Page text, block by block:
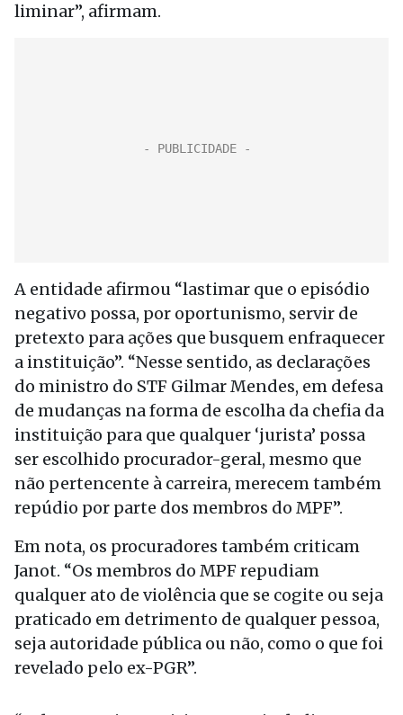
liminar”, afirmam.
A entidade afirmou “lastimar que o episódio
negativo possa, por oportunismo, servir de
pretexto para ações que busquem enfraquecer
a instituição”. “Nesse sentido, as declarações
do ministro do STF Gilmar Mendes, em defesa
de mudanças na forma de escolha da chefia da
instituição para que qualquer ‘jurista’ possa
ser escolhido procurador-geral, mesmo que
não pertencente à carreira, merecem também
repúdio por parte dos membros do MPF”.
Em nota, os procuradores também criticam
Janot. “Os membros do MPF repudiam
qualquer ato de violência que se cogite ou seja
praticado em detrimento de qualquer pessoa,
seja autoridade pública ou não, como o que foi
revelado pelo ex-PGR”.